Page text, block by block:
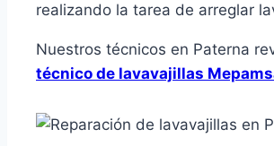
realizando la tarea de arreglar
Nuestros técnicos en Paterna
técnico de lavavajillas